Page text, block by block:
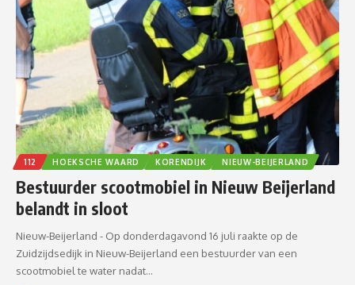
112 HOEKSCHE WAARD KORENDIJK NIEUW-BEIJERLAND
Bestuurder scootmobiel in Nieuw Beijerland
belandt in sloot
Nieuw-Beijerland - Op donderdagavond 16 juli raakte op de
Zuidzijdsedijk in Nieuw-Beijerland een bestuurder van een
scootmobiel te water nadat…